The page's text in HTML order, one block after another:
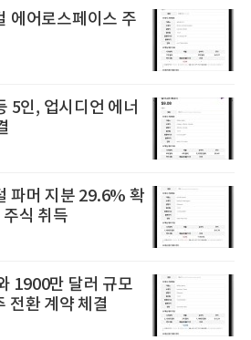
에어로스페이스 주
5인, 업시디언 에너
파머 지분 29.6% 확
식 취득
1900만 달러 규모
전환 계약 체결